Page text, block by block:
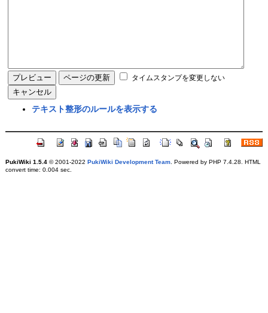
タイムスタンプを変更しない
テキスト整形のルールを表示する
PukiWiki 1.5.4© 2001-2022 PukiWiki Development Team. Powered by PHP 7.4.28. HTML
convert time: 0.004 sec.